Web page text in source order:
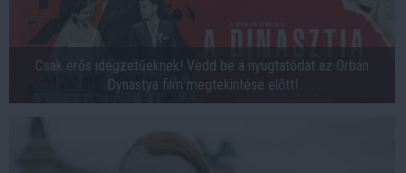
Csak erős idegzetűeknek! Vedd be a nyugtatódat az Orbán
Dynastya film megtekintése előtt!